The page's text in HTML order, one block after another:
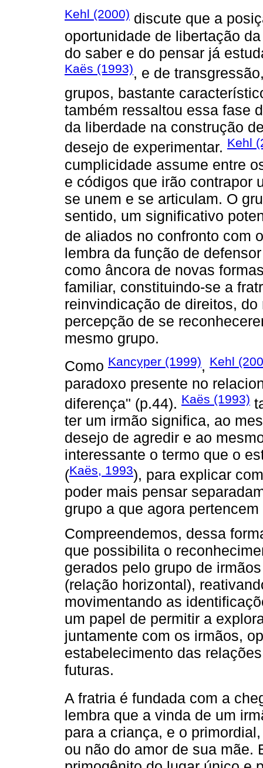
Kehl (2000) discute que a
oportunidade de libertação
do saber e do pensar já
Kaës (1993), e de
grupos, bastante
também ressaltou essa fase
da liberdade na construção
desejo de experimentar. Kehl
cumplicidade assume entre
e códigos que irão contrapor
se unem e se articulam. O
sentido, um significativo
de aliados no confronto com
lembra da função de
como âncora de novas
familiar, constituindo-se a
reinvindicação de direitos,
percepção de se
mesmo grupo.
Como Kancyper (1999), Kehl
paradoxo presente no
diferença" (p.44). Kaës (1993)
ter um irmão significa, ao
desejo de agredir e ao
interessante o termo que o
(Kaës, 1993), para explicar
poder mais pensar
grupo a que agora
Compreendemos, dessa
que possibilita o
gerados pelo grupo de
(relação horizontal),
movimentando as
um papel de permitir a
juntamente com os irmãos,
estabelecimento das
futuras.
A fratria é fundada com a
lembra que a vinda de um
para a criança, e o
ou não do amor de sua mãe.